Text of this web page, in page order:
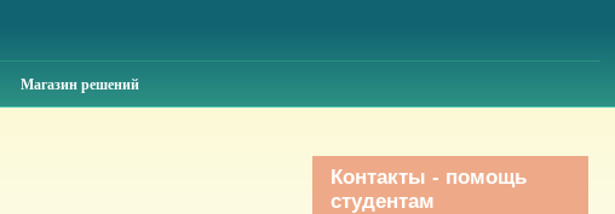
Магазин решений
Контакты - помощь
студентам